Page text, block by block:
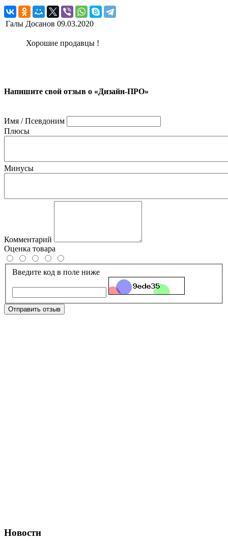
Галы Досанов 09.03.2020
Хорошие продавцы !
Напишите свой отзыв о «Дизайн-ПРО»
Имя / Псевдоним
Плюсы
Минусы
Комментарий
Оценка товара
Введите код в поле ниже
Отправить отзыв
Новости